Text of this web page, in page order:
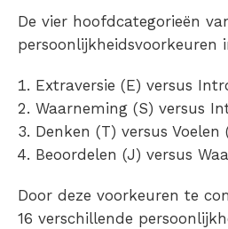
De vier hoofdcategorieën
persoonlijkheidsvoorkeuren
Extraversie (E) versus
Waarneming (S) versus
Denken (T) versus Voelen
Beoordelen (J) versus
Door deze voorkeuren te
16 verschillende